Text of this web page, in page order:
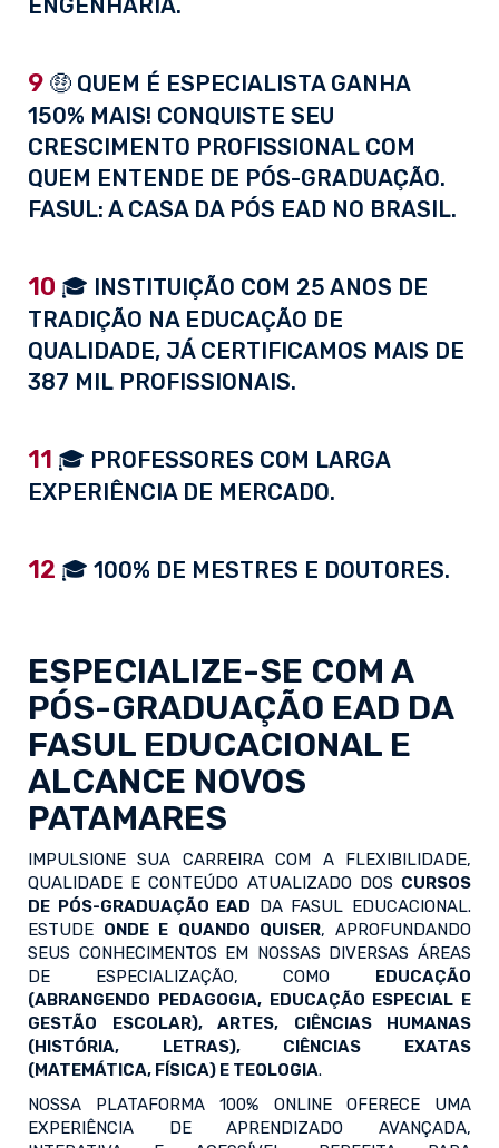
ENGENHARIA.
9 🤑 QUEM É ESPECIALISTA GANHA
150% MAIS! CONQUISTE SEU
CRESCIMENTO PROFISSIONAL COM
QUEM ENTENDE DE PÓS-GRADUAÇÃO.
FASUL: A CASA DA PÓS EAD NO BRASIL.
10 🎓 INSTITUIÇÃO COM 25 ANOS DE
TRADIÇÃO NA EDUCAÇÃO DE
QUALIDADE, JÁ CERTIFICAMOS MAIS DE
387 MIL PROFISSIONAIS.
11 🎓 PROFESSORES COM LARGA
EXPERIÊNCIA DE MERCADO.
12 🎓 100% DE MESTRES E DOUTORES.
ESPECIALIZE-SE COM A
PÓS-GRADUAÇÃO EAD DA
FASUL EDUCACIONAL E
ALCANCE NOVOS
PATAMARES
IMPULSIONE SUA CARREIRA COM A FLEXIBILIDADE,
QUALIDADE E CONTEÚDO ATUALIZADO DOS CURSOS
DE PÓS-GRADUAÇÃO EAD DA FASUL EDUCACIONAL.
ESTUDE ONDE E QUANDO QUISER, APROFUNDANDO
SEUS CONHECIMENTOS EM NOSSAS DIVERSAS ÁREAS
DE ESPECIALIZAÇÃO, COMO EDUCAÇÃO
(ABRANGENDO PEDAGOGIA, EDUCAÇÃO ESPECIAL E
GESTÃO ESCOLAR), ARTES, CIÊNCIAS HUMANAS
(HISTÓRIA, LETRAS), CIÊNCIAS EXATAS
(MATEMÁTICA, FÍSICA) E TEOLOGIA.
NOSSA PLATAFORMA 100% ONLINE OFERECE UMA
EXPERIÊNCIA DE APRENDIZADO AVANÇADA,